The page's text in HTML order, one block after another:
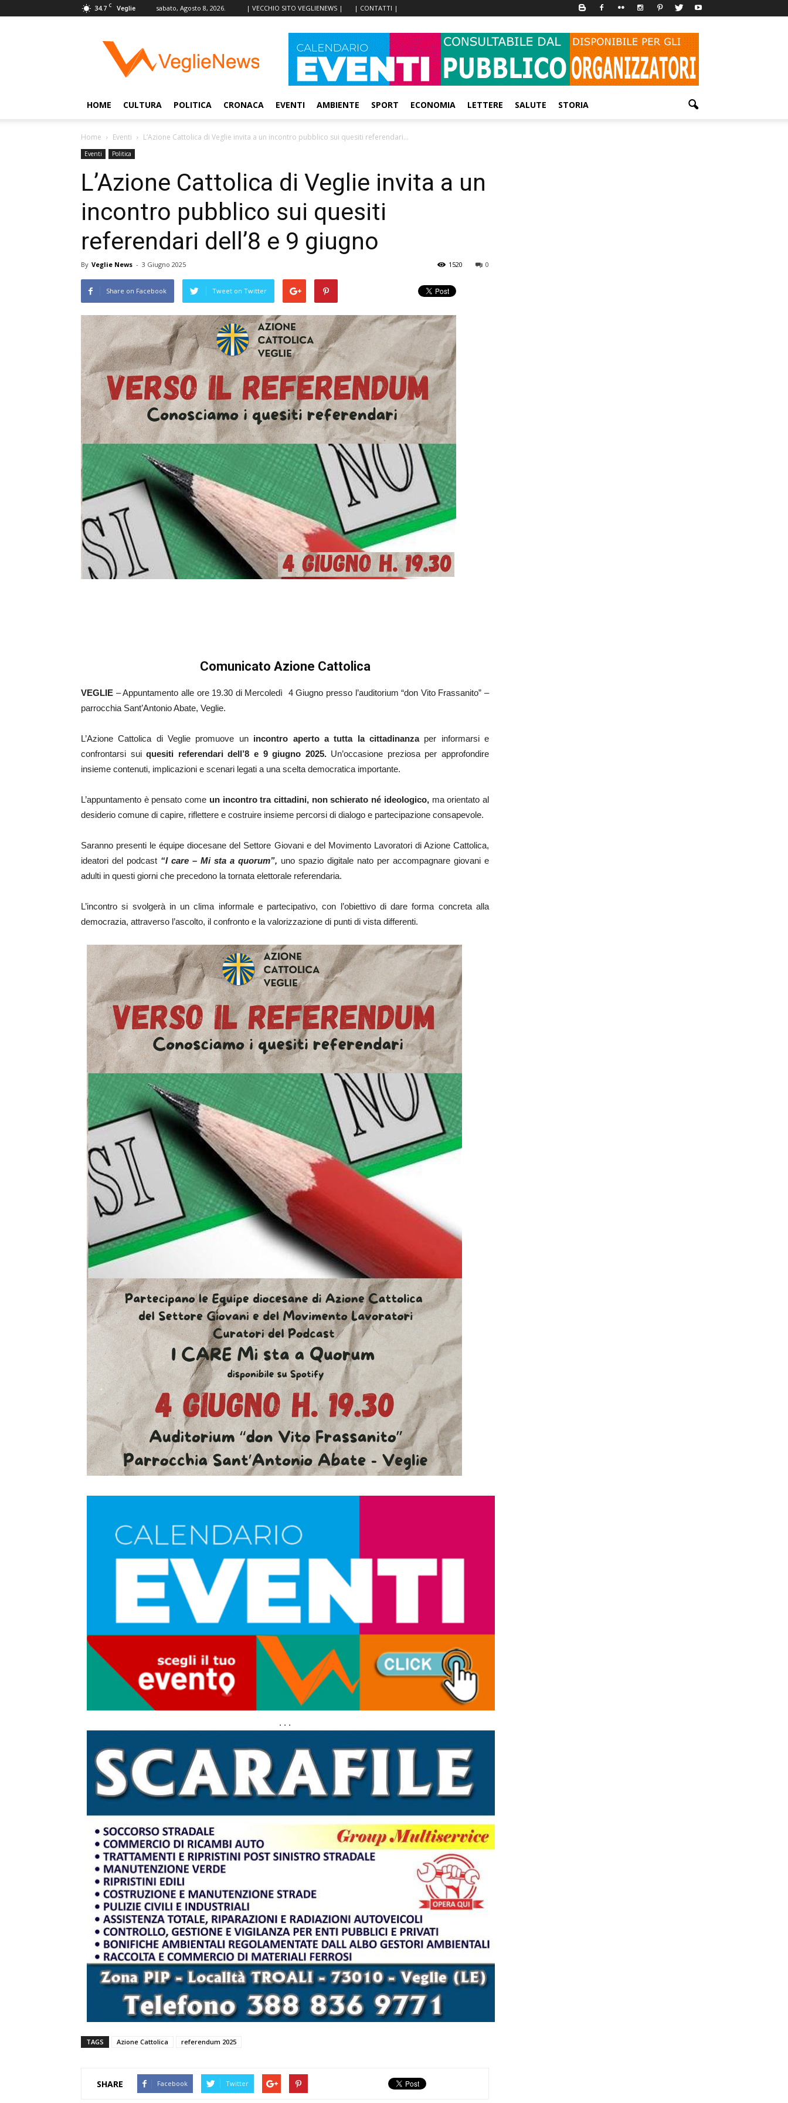
34.7 C Veglie sabato, Agosto 8, 2026. | VECCHIO SITO VEGLIENEWS | | CONTATTI |
VeglieNews
Veglie
nel
HOME
CULTURA POLITICA CRONACA EVENTI AMBIENTE SPORT ECONOMIA LETTERE SALUTE STORIA
Home Eventi L’Azione Cattolica di Veglie invita a un incontro pubblico sui quesiti referendari...
Eventi Politica
L’Azione Cattolica di Veglie invita a un
incontro pubblico sui quesiti
referendari dell’8 e 9 giugno
By Veglie News - 3 Giugno 2025 0
1520
Share on Facebook Tweet on Twitter
Comunicato Azione Cattolica
VEGLIE – Appuntamento alle ore 19.30 di Mercoledì 4 Giugno presso l’auditorium “don Vito Frassanito” –
parrocchia Sant’Antonio Abate, Veglie.
L’Azione Cattolica di Veglie promuove un incontro aperto a tutta la cittadinanzaper informarsi e
confrontarsi suiquesiti referendari dell’8 e 9 giugno 2025.Un’occasione preziosa per approfondire
insieme contenuti, implicazioni e scenari legati a una scelta democratica importante.
L’appuntamento è pensato come un incontro tra cittadini, non schierato né ideologico,ma orientato al
desiderio comune di capire, riflettere e costruire insieme percorsi di dialogo e partecipazione consapevole.
Saranno presenti le équipe diocesane del Settore Giovani e del Movimento Lavoratori di Azione Cattolica,
ideatori del podcast “I care – Mi sta a quorum”, uno spazio digitale nato per accompagnare giovani e
adulti in questi giorni che precedono la tornata elettorale referendaria.
L’incontro si svolgerà in un clima informale e partecipativo, con l’obiettivo di dare forma concreta alla
democrazia, attraverso l’ascolto, il confronto e la valorizzazione di punti di vista differenti.
. . .
TAGS Azione Cattolica referendum 2025
SHARE Facebook Twitter